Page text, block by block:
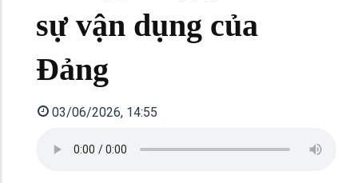
sự vận dụng của
Đảng
03/06/2026, 14:55